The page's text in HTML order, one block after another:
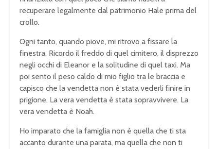
recuperare legalmente dal patrimonio Hale prima del
crollo.
Ogni tanto, quando piove, mi ritrovo a fissare la
finestra. Ricordo il freddo di quel cimitero, il disprezzo
negli occhi di Eleanor e la solitudine di quel taxi. Ma
poi sento il peso caldo di mio figlio tra le braccia e
capisco che la vendetta non è stata vederli finire in
prigione. La vera vendetta è stata sopravvivere. La
vera vendetta è Noah.
Ho imparato che la famiglia non è quella che ti sta
accanto durante una parata, ma quella che non ti